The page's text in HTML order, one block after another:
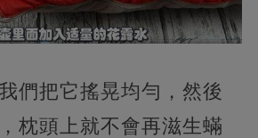
們把它搖晃均勻，然後
枕頭上就不會再滋生蟎